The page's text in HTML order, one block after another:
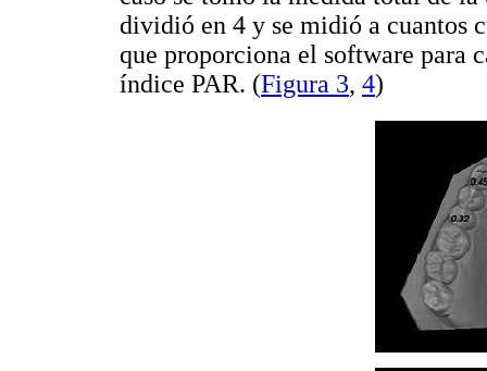
dividió en 4 y se midió a cuantos
que proporciona el software para
índice PAR. (Figura 3, 4)